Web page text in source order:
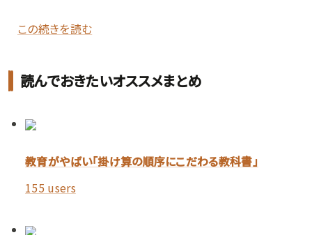
この続きを読む
読んでおきたいオススメまとめ
教育がやばい「掛け算の順序にこだわる教科書」
155 users